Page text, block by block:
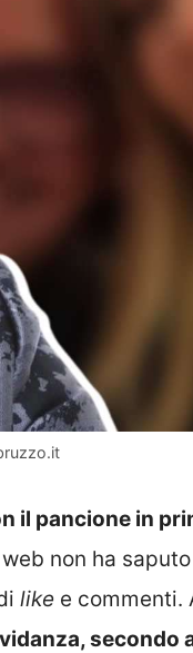
il pancione in
non ha
like e commenti.
secondo